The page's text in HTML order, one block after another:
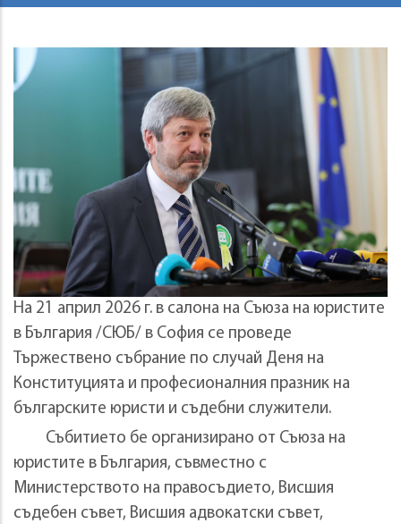
На 21 април 2026 г. в салона на Съюза на юристите
в България /СЮБ/ в София се проведе
Тържествено събрание по случай Деня на
Конституцията и професионалния празник на
българските юристи и съдебни служители.
Събитието бе организирано от Съюза на
юристите в България, съвместно с
Министерството на правосъдието, Висшия
съдебен съвет, Висшия адвокатски съвет,